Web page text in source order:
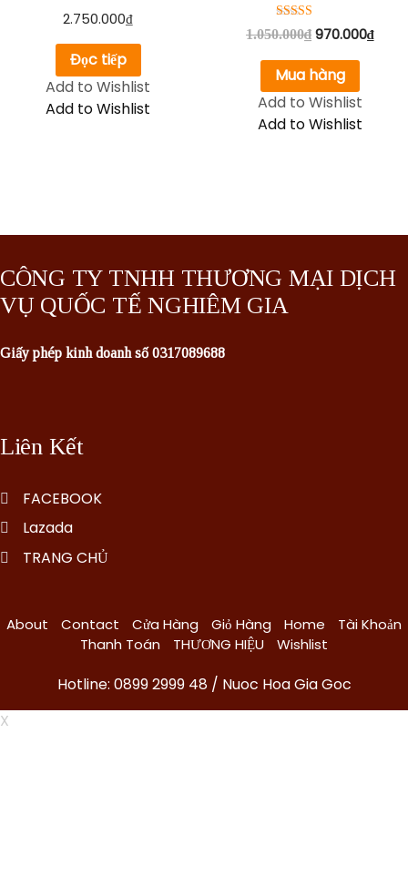
2.750.000₫
Đọc tiếp
Add to Wishlist
Add to Wishlist
Được xếp
hạng
5 sao
1.050.000₫ 970.000₫
Mua hàng
Add to Wishlist
Add to Wishlist
CÔNG TY TNHH THƯƠNG MẠI DỊCH
VỤ QUỐC TẾ NGHIÊM GIA
Giấy phép kinh doanh số 0317089688
Liên Kết
FACEBOOK
Lazada
TRANG CHỦ
About Contact Cửa Hàng Giỏ Hàng Home
Tài Khoản
Thanh Toán
THƯƠNG HIỆU Wishlist
Hotline: 0899 2999 48 / Nuoc Hoa Gia Goc
X